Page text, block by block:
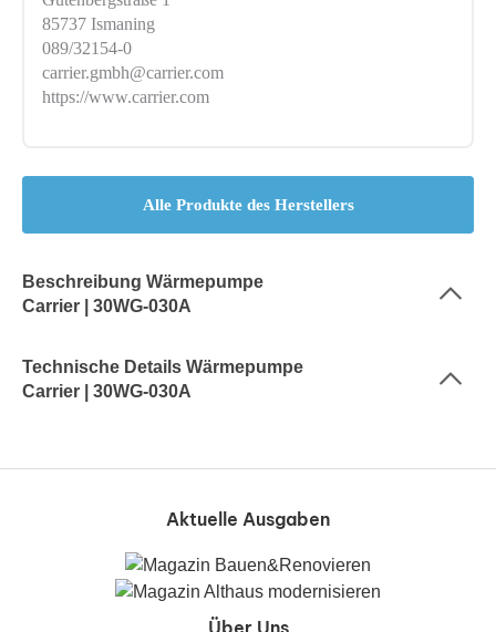
85737 Ismaning
089/32154-0
carrier.gmbh@carrier.com
https://www.carrier.com
Alle Produkte des Herstellers
Beschreibung Wärmepumpe
Carrier | 30WG-030A
Technische Details Wärmepumpe
Carrier | 30WG-030A
Aktuelle Ausgaben